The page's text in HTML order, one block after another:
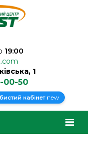
19:00
1
00-50
кабінет new